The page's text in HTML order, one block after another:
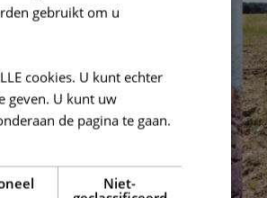
gebruikt om u
cookies. U kunt echter
geven. U kunt uw
de pagina te gaan.
Niet-